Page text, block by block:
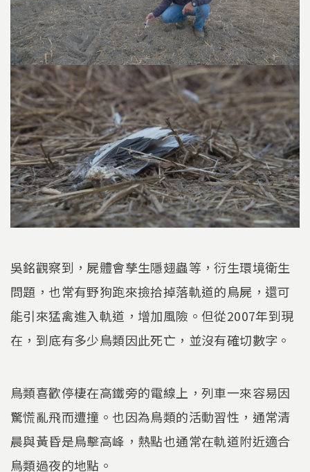
吳銘觀察到，屍體會孳生隱翅蟲等，衍生環境衛生
問題，也常有野狗跑來撿拾掉落軌道的鳥屍，還可
能引來猛禽進入軌道，增加風險。但從2007年到現
在，到底有多少鳥類因此死亡，並沒有確切數字。
鳥類喜歡停棲在高鐵旁的電線上，列車一來容易因
驚慌亂飛而遭撞。也因為鳥類的活動習性，通常清
晨與黃昏是鳥擊高峰，熱點也通常在軌道附近適合
鳥類過夜的地點。